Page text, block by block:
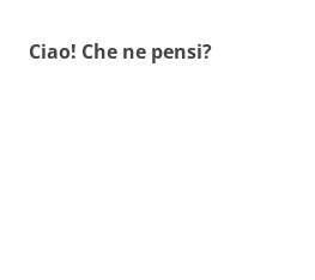
Ciao! Che ne pensi?